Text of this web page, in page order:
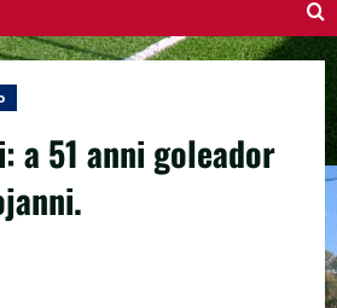
a 51 anni goleador